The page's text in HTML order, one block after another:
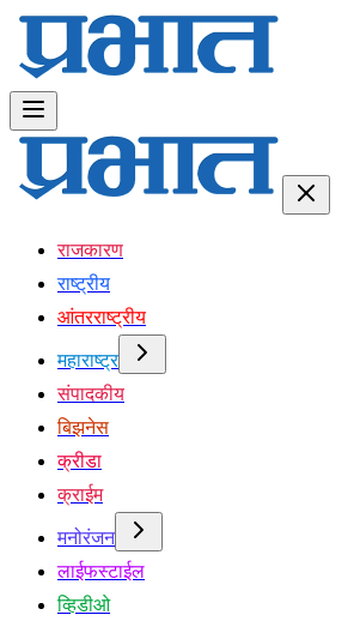
राजकारण
राष्ट्रीय
आंतरराष्ट्रीय
महाराष्ट्र
संपादकीय
बिझनेस
क्रीडा
क्राईम
मनोरंजन
लाईफस्टाईल
व्हिडीओ